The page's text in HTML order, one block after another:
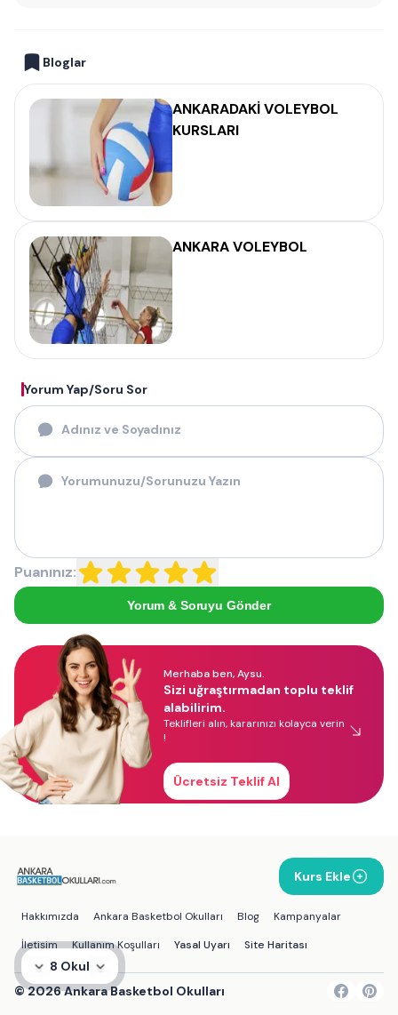
8 Okul
Bloglar
ANKARADAKİ VOLEYBOL
KURSLARI
ANKARA VOLEYBOL
Yorum Yap/Soru Sor
Puanınız:
Yorum & Soruyu Gönder
Merhaba ben, Aysu.
Sizi uğraştırmadan toplu teklif
alabilirim.
Teklifleri alın, kararınızı kolayca verin
!
Ücretsiz Teklif Al
Kurs Ekle
Hakkımızda Ankara Basketbol Okulları Blog
Kampanyalar
İletişim
Kullanım Koşulları Yasal Uyarı Site Haritası
©2026Ankara Basketbol Okulları